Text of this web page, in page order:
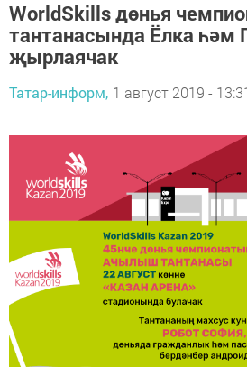
WorldSkills дөнья
тантанасында Ёлка һәм
җырлаячак
Татар-информ, 1 август 2019 -